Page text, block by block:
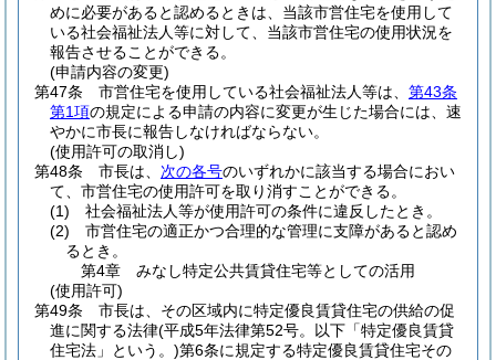
めに必要があると認めるときは、当該市営住宅を使用して
いる社会福祉法人等に対して、当該市営住宅の使用状況を
報告させることができる。
(申請内容の変更)
第47条
市営住宅を使用している社会福祉法人等は、 第43条
第1項の規定による申請の内容に変更が生じた場合には、速
やかに市長に報告しなければならない。
(使用許可の取消し)
第48条
市長は、 次の各号のいずれかに該当する場合におい
て、市営住宅の使用許可を取り消すことができる。
(1)
社会福祉法人等が使用許可の条件に違反したとき。
(2)
市営住宅の適正かつ合理的な管理に支障があると認め
るとき。
第4章
みなし特定公共賃貸住宅等としての活用
(使用許可)
第49条
市長は、その区域内に特定優良賃貸住宅の供給の促
進に関する法律(平成5年法律第52号。以下「特定優良賃貸
住宅法」という。)第6条に規定する特定優良賃貸住宅その